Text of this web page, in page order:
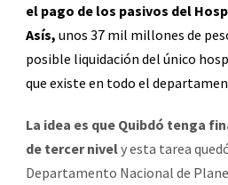
el pago de los pasivos del
Asís, unos 37 mil millones de
posible liquidación del único
que existe en todo el
La idea es que Quibdó tenga
de tercer nively esta tarea
Departamento Nacional de